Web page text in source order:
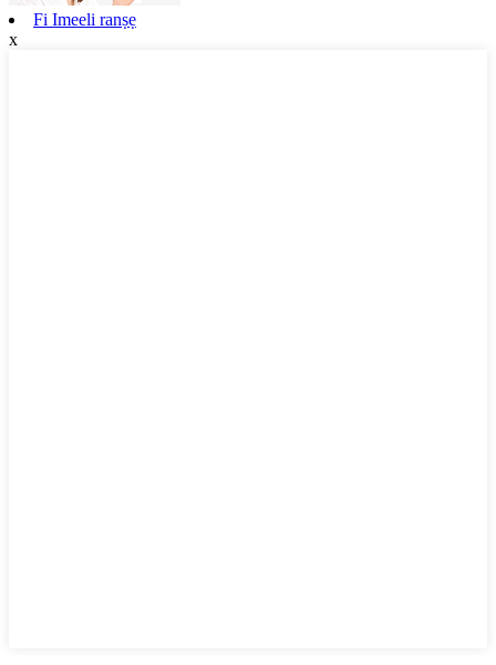
Fi Imeeli ranṣẹ
x